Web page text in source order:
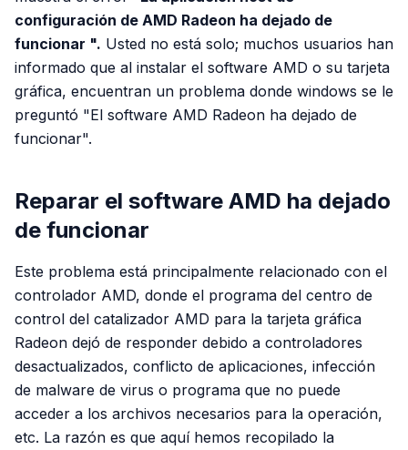
configuración de AMD Radeon ha dejado de
funcionar ". Usted no está solo; muchos usuarios han
informado que al instalar el software AMD o su tarjeta
gráfica, encuentran un problema donde windows se le
preguntó "El software AMD Radeon ha dejado de
funcionar".
Reparar el software AMD ha dejado
de funcionar
Este problema está principalmente relacionado con el
controlador AMD, donde el programa del centro de
control del catalizador AMD para la tarjeta gráfica
Radeon dejó de responder debido a controladores
desactualizados, conflicto de aplicaciones, infección
de malware de virus o programa que no puede
acceder a los archivos necesarios para la operación,
etc. La razón es que aquí hemos recopilado la